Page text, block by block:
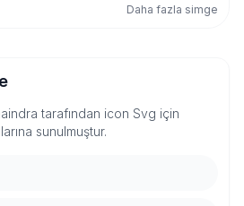
Daha fazla simge
tarafından icon Svg için
sunulmuştur.